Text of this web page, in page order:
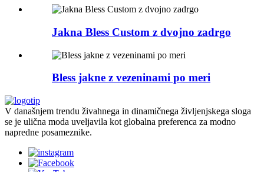
Jakna Bless Custom z dvojno zadrgo
Bless jakne z vezeninami po meri
V današnjem trendu živahnega in dinamičnega življenjskega sloga
se je ulična moda uveljavila kot globalna preferenca za modno
napredne posameznike.